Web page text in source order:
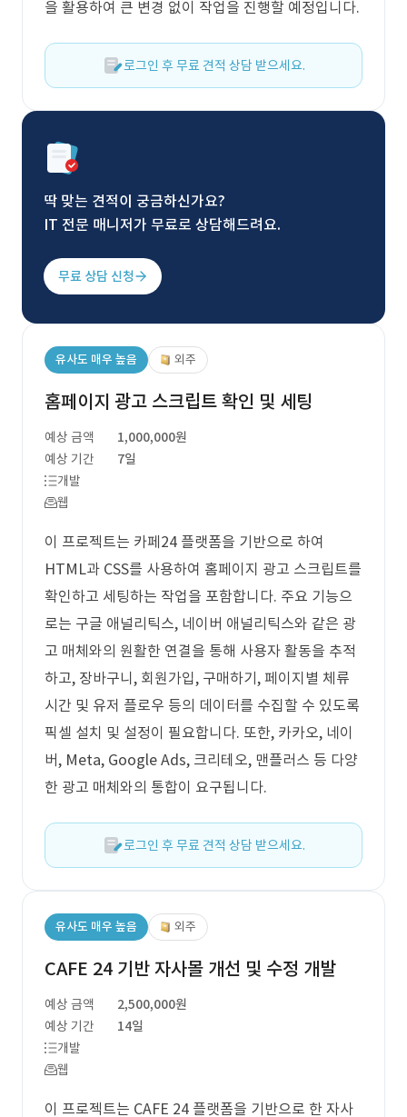
을 활용하여 큰 변경 없이 작업을 진행할 예정입니다.
로그인 후 무료 견적 상담 받으세요.
딱 맞는 견적이 궁금하신가요?
IT 전문 매니저가 무료로 상담해드려요.
무료 상담 신청
유사도 매우 높음 외주
홈페이지 광고 스크립트 확인 및 세팅
예상 금액
1,000,000원
예상 기간
7일
개발
웹
이 프로젝트는 카페24 플랫폼을 기반으로 하여
HTML과 CSS를 사용하여 홈페이지 광고 스크립트를
확인하고 세팅하는 작업을 포함합니다. 주요 기능으
로는 구글 애널리틱스, 네이버 애널리틱스와 같은 광
고 매체와의 원활한 연결을 통해 사용자 활동을 추적
하고, 장바구니, 회원가입, 구매하기, 페이지별 체류
시간 및 유저 플로우 등의 데이터를 수집할 수 있도록
픽셀 설치 및 설정이 필요합니다. 또한, 카카오, 네이
버, Meta, Google Ads, 크리테오, 맨플러스 등 다양
한 광고 매체와의 통합이 요구됩니다.
로그인 후 무료 견적 상담 받으세요.
유사도 매우 높음 외주
CAFE 24 기반 자사몰 개선 및 수정 개발
예상 금액
2,500,000원
예상 기간
14일
개발
웹
이 프로젝트는 CAFE 24 플랫폼을 기반으로 한 자사